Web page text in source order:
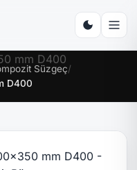
Süzgeç/
D400